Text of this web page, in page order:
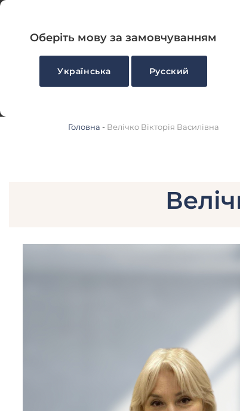
Оберіть мову за замовчуванням
Українська Русский
Головна - Велічко Вікторія Василівна